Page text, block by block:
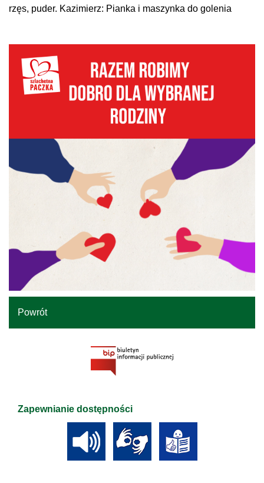
rzęs, puder. Kazimierz: Pianka i maszynka do golenia
Powrót
Zapewnianie dostępności